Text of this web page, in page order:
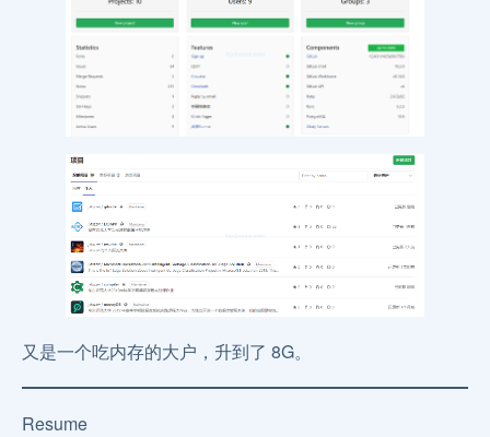
又是一个吃内存的大户，升到了 8G。
Resume